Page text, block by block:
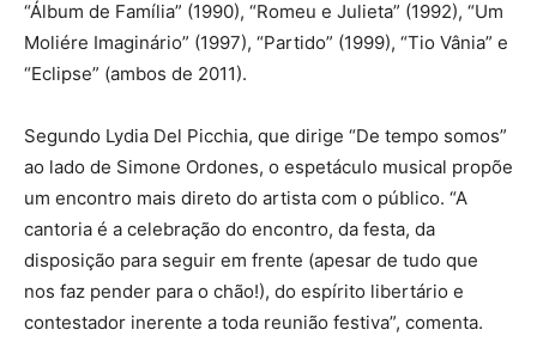
“Álbum de Família” (1990), “Romeu e Julieta” (1992), “Um
Moliére Imaginário” (1997), “Partido” (1999), “Tio Vânia” e
“Eclipse” (ambos de 2011).
Segundo Lydia Del Picchia, que dirige “De tempo somos”
ao lado de Simone Ordones, o espetáculo musical propõe
um encontro mais direto do artista com o público. “A
cantoria é a celebração do encontro, da festa, da
disposição para seguir em frente (apesar de tudo que
nos faz pender para o chão!), do espírito libertário e
contestador inerente a toda reunião festiva”, comenta.